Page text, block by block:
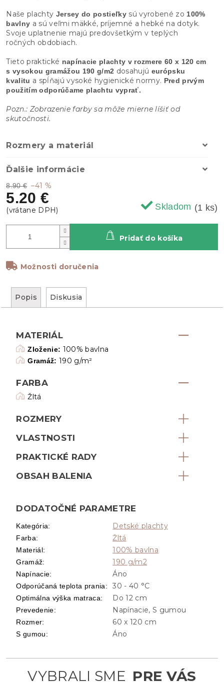
8.90 € –41 %
5.20 €
Skladom (1 ks)
Možnosti doručenia
Pridať do košíka
Naše plachty Jersey do postieľky sú vyrobené zo 100%
bavlny a sú veľmi mäkké, príjemné a hebké na dotyk.
Svoje uplatnenie majú predovšetkým v teplých
ročných obdobiach.
Tieto praktické napínacie plachty v rozmere 60 x 120 cm
s vysokou gramážou 190 g/m2 dosahujú európsku
kvalitu a spĺňajú vysoké hygienické normy. Pred prvým
použitím odporúčame plachtu vyprať.
Pozn.: Zobrazenie farby sa môže mierne líšiť od
skutočnosti.
Rozmery a materiál
Ďalšie informácie
Popis Diskusia
MATERIÁL
Zloženie: 100% bavlna
Gramáž: 190 g/m²
FARBA
Žltá
ROZMERY
VLASTNOSTI
PRAKTICKÉ RADY
OBSAH BALENIA
DODATOČNÉ PARAMETRE
Kategória: Detské plachty
Farba: Žltá
Materiál: 100% bavlna
Gramáž: 190 g/m2
Napínacie: Áno
Odporúčaná teplota prania: 30 - 40 °C
Optimálna výška matraca: Do 12 cm
Prevedenie: Napínacie, S gumou
Rozmer: 60 x 120 cm
S gumou: Áno